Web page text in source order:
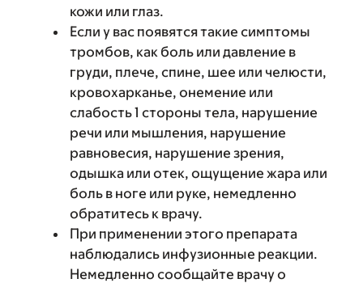
кожи или глаз.
Если у вас появятся такие симптомы
тромбов, как боль или давление в
груди, плече, спине, шее или челюсти,
кровохарканье, онемение или
слабость 1 стороны тела, нарушение
речи или мышления, нарушение
равновесия, нарушение зрения,
одышка или отек, ощущение жара или
боль в ноге или руке, немедленно
обратитесь к врачу.
При применении этого препарата
наблюдались инфузионные реакции.
Немедленно сообщайте врачу о